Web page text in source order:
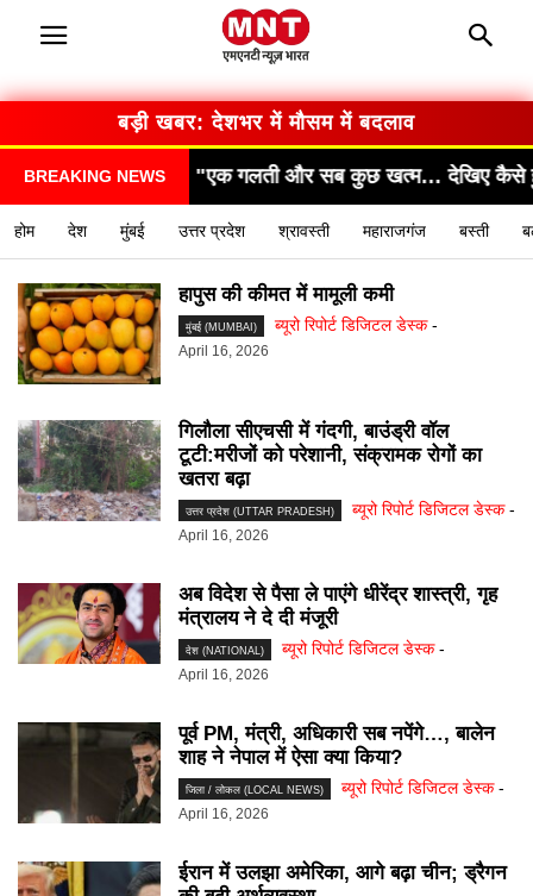
बड़ी खबर: सरकार का बड़ा फैसला
BREAKING NEWS
कुछ खत्म… देखिए कैसे हुआ हादसा!" "सामने आया
होम देश मुंबई उत्तर प्रदेश श्रावस्ती महाराजगंज बस्ती
हापुस की कीमत में मामूली कमी
मुंबई (MUMBAI) ब्यूरो रिपोर्ट डिजिटल डेस्क -
April 16, 2026
गिलौला सीएचसी में गंदगी, बाउंड्री वॉल
टूटी:मरीजों को परेशानी, संक्रामक रोगों का
खतरा बढ़ा
उत्तर प्रदेश (UTTAR PRADESH) ब्यूरो रिपोर्ट डिजिटल डेस्क -
April 16, 2026
अब विदेश से पैसा ले पाएंगे धीरेंद्र शास्त्री, गृह
मंत्रालय ने दे दी मंजूरी
देश (NATIONAL) ब्यूरो रिपोर्ट डिजिटल डेस्क -
April 16, 2026
पूर्व PM, मंत्री, अधिकारी सब नपेंगे…, बालेन
शाह ने नेपाल में ऐसा क्या किया?
जिला / लोकल (LOCAL NEWS) ब्यूरो रिपोर्ट डिजिटल डेस्क -
April 16, 2026
ईरान में उलझा अमेरिका, आगे बढ़ा चीन; ड्रैगन